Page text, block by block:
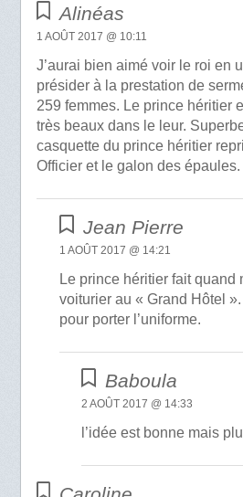
Alinéas
1 AOÛT 2017 @ 10:11
J’aurai bien aimé voir le roi en
présider à la prestation de
259 femmes. Le prince héritier
très beaux dans le leur.
casquette du prince héritier
Officier et le galon des épaules.
Jean Pierre
1 AOÛT 2017 @ 14:21
Le prince héritier fait quand
voiturier au « Grand Hôtel
pour porter l’uniforme.
Baboula
2 AOÛT 2017 @ 14:33
l’idée est bonne mais